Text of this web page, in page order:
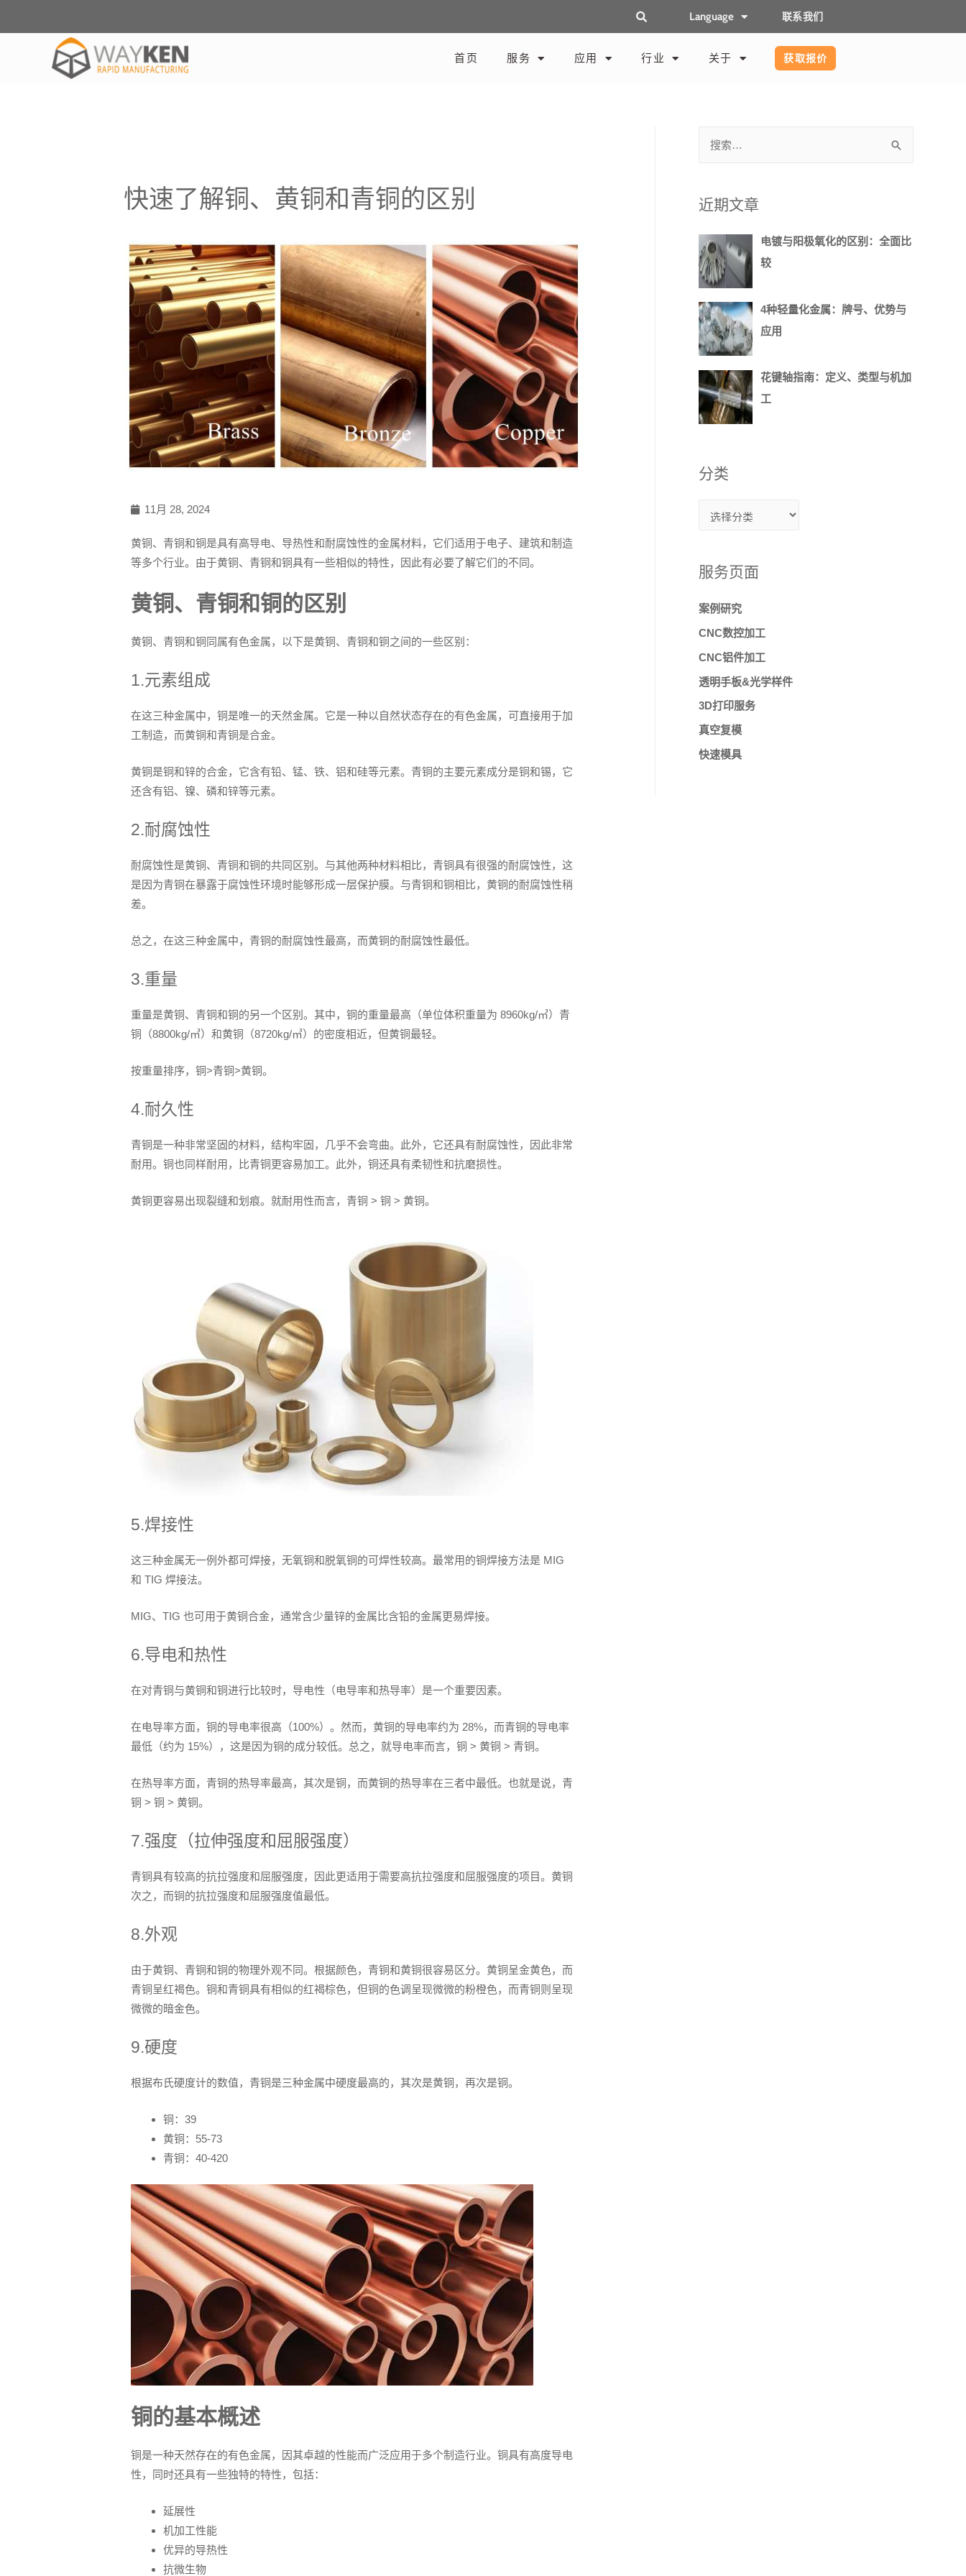
Language 联系我们
首页 服务 应用 行业 关于 获取报价
快速了解铜、黄铜和青铜的区别
11月 28, 2024
黄铜、青铜和铜是具有高导电、导热性和耐腐蚀性的金属材料，它们适用于电子、建筑和制造
等多个行业。由于黄铜、青铜和铜具有一些相似的特性，因此有必要了解它们的不同。
黄铜、青铜和铜的区别
黄铜、青铜和铜同属有色金属，以下是黄铜、青铜和铜之间的一些区别：
1.元素组成
在这三种金属中，铜是唯一的天然金属。它是一种以自然状态存在的有色金属，可直接用于加
工制造，而黄铜和青铜是合金。
黄铜是铜和锌的合金，它含有铅、锰、铁、铝和硅等元素。青铜的主要元素成分是铜和锡，它
还含有铝、镍、磷和锌等元素。
2.耐腐蚀性
耐腐蚀性是黄铜、青铜和铜的共同区别。与其他两种材料相比，青铜具有很强的耐腐蚀性，这
是因为青铜在暴露于腐蚀性环境时能够形成一层保护膜。与青铜和铜相比，黄铜的耐腐蚀性稍
差。
总之，在这三种金属中，青铜的耐腐蚀性最高，而黄铜的耐腐蚀性最低。
3.重量
重量是黄铜、青铜和铜的另一个区别。其中，铜的重量最高（单位体积重量为 8960kg/㎥）青
铜（8800kg/㎥）和黄铜（8720kg/㎥）的密度相近，但黄铜最轻。
按重量排序，铜>青铜>黄铜。
4.耐久性
青铜是一种非常坚固的材料，结构牢固，几乎不会弯曲。此外，它还具有耐腐蚀性，因此非常
耐用。铜也同样耐用，比青铜更容易加工。此外，铜还具有柔韧性和抗磨损性。
黄铜更容易出现裂缝和划痕。就耐用性而言，青铜 > 铜 > 黄铜。
5.焊接性
这三种金属无一例外都可焊接，无氧铜和脱氧铜的可焊性较高。最常用的铜焊接方法是 MIG
和 TIG 焊接法。
MIG、TIG 也可用于黄铜合金，通常含少量锌的金属比含铅的金属更易焊接。
6.导电和热性
在对青铜与黄铜和铜进行比较时，导电性（电导率和热导率）是一个重要因素。
在电导率方面，铜的导电率很高（100%）。然而，黄铜的导电率约为 28%，而青铜的导电率
最低（约为 15%），这是因为铜的成分较低。总之，就导电率而言，铜 > 黄铜 > 青铜。
在热导率方面，青铜的热导率最高，其次是铜，而黄铜的热导率在三者中最低。也就是说，青
铜 > 铜 > 黄铜。
7.强度（拉伸强度和屈服强度）
青铜具有较高的抗拉强度和屈服强度，因此更适用于需要高抗拉强度和屈服强度的项目。黄铜
次之，而铜的抗拉强度和屈服强度值最低。
8.外观
由于黄铜、青铜和铜的物理外观不同。根据颜色，青铜和黄铜很容易区分。黄铜呈金黄色，而
青铜呈红褐色。铜和青铜具有相似的红褐棕色，但铜的色调呈现微微的粉橙色，而青铜则呈现
微微的暗金色。
9.硬度
根据布氏硬度计的数值，青铜是三种金属中硬度最高的，其次是黄铜，再次是铜。
铜：39
黄铜：55-73
青铜：40-420
铜的基本概述
铜是一种天然存在的有色金属，因其卓越的性能而广泛应用于多个制造行业。铜具有高度导电
性，同时还具有一些独特的特性，包括：
延展性
机加工性能
优异的导热性
抗微生物
近期文章
电镀与阳极氧化的区别：全面比
较
4种轻量化金属：牌号、优势与
应用
花键轴指南：定义、类型与机加
工
分类
服务页面
案例研究
CNC数控加工
CNC铝件加工
透明手板&光学样件
3D打印服务
真空复模
快速模具